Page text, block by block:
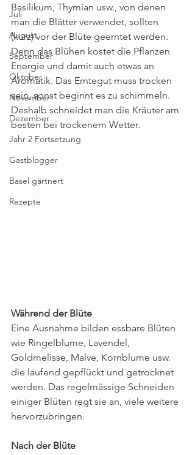
Juli
August
September
Oktober
November
Dezember
Jahr 2 Fortsetzung
Gastblogger
Basel gärtnert
Rezepte
Basilikum, Thymian usw., von denen
man die Blätter verwendet, sollten
(kurz) vor der Blüte geerntet werden.
Denn das Blühen kostet die Pflanzen
Energie und damit auch etwas an
Aromatik. Das Erntegut muss trocken
sein, sonst beginnt es zu schimmeln.
Deshalb schneidet man die Kräuter am
besten bei trockenem Wetter.
Während der Blüte
Eine Ausnahme bilden essbare Blüten
wie Ringelblume, Lavendel,
Goldmelisse, Malve, Kornblume usw.
die laufend gepflückt und getrocknet
werden. Das regelmässige Schneiden
einiger Blüten regt sie an, viele weitere
hervorzubringen.
Nach der Blüte